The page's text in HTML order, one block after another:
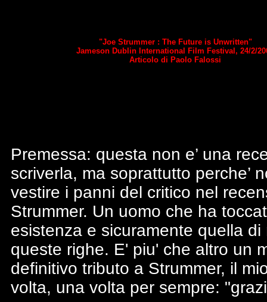
"Joe Strummer : The Future is Unwritten"
Jameson Dublin International Film Festival, 24/2/
Articolo di Paolo Falossi
Premessa: questa non e’ una
scriverla, ma soprattutto perche’
vestire i panni del critico nel
Strummer. Un uomo che ha
esistenza e sicuramente quella
queste righe. E' piu' che altro un
definitivo tributo a Strummer, il
volta, una volta per sempre: